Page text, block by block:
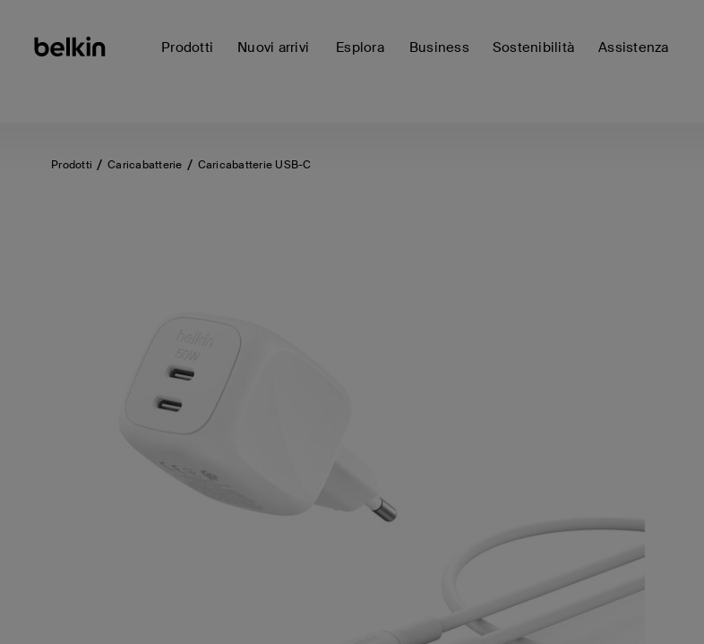
Prodotti Nuovi arrivi Esplora Business Sostenibilità Assistenza
Prodotti Caricabatterie Caricabatterie USB-C